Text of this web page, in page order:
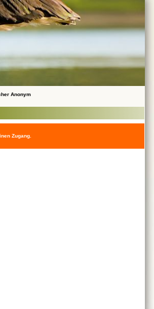
Anonym
Zugang.